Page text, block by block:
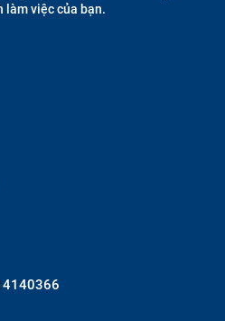
làm việc của bạn.